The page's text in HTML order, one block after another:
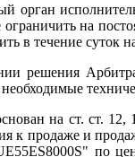
орган
ограничить на
в течение суток
решения
на ст. ст. 12,
к продаже и
по